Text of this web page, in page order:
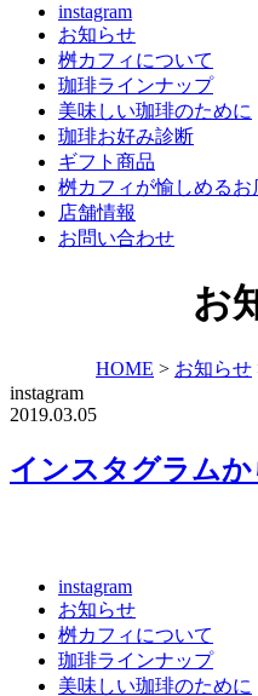
instagram
お知らせ
桝カフィについて
珈琲ラインナップ
美味しい珈琲のために
珈琲お好み診断
ギフト商品
桝カフィが愉しめるお
店舗情報
お問い合わせ
お
HOME > お知らせ
instagram
2019.03.05
インスタグラムか
instagram
お知らせ
桝カフィについて
珈琲ラインナップ
美味しい珈琲のために